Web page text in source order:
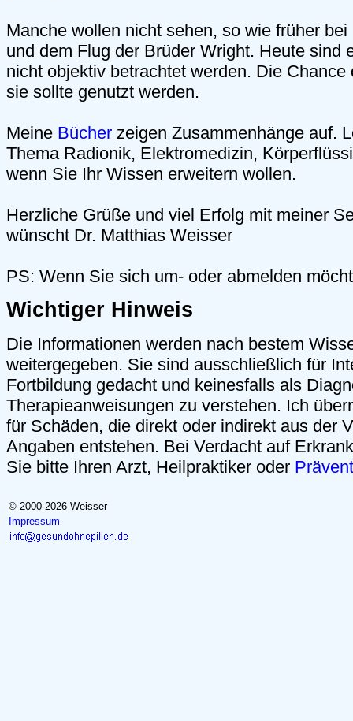
Manche wollen nicht sehen, so wie früher
und dem Flug der Brüder Wright. Heute sind
nicht objektiv betrachtet werden. Die
sie sollte genutzt werden.
Meine Bücher zeigen Zusammenhänge auf.
Thema Radionik, Elektromedizin,
wenn Sie Ihr Wissen erweitern wollen.
Herzliche Grüße und viel Erfolg mit meiner
wünscht Dr. Matthias Weisser
PS: Wenn Sie sich um- oder abmelden
Wichtiger Hinweis
Die Informationen werden nach bestem
weitergegeben. Sie sind ausschließlich für
Fortbildung gedacht und keinesfalls als
Therapieanweisungen zu verstehen. Ich
für Schäden, die direkt oder indirekt aus der
Angaben entstehen. Bei Verdacht auf
Sie bitte Ihren Arzt, Heilpraktiker oder
© 2000-2026 Weisser
Impressum